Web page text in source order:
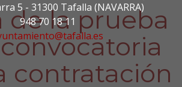
5 - 31300 Tafalla (NAVARRA)
948 70 18 11
de la prueba
contratación